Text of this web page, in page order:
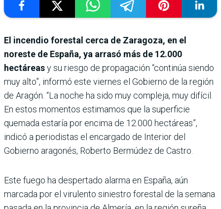
El incendio forestal cerca de Zaragoza, en el
noreste de España, ya arrasó más de 12.000
hectáreasy su riesgo de propagación “continúa siendo
muy alto”, informó este viernes el Gobierno de la región
de Aragón. “La noche ha sido muy compleja, muy difícil.
En estos momentos estimamos que la superficie
quemada estaría por encima de 12.000 hectáreas”,
indicó a periodistas el encargado de Interior del
Gobierno aragonés, Roberto Bermúdez de Castro.
Este fuego ha despertado alarma en España, aún
marcada por el virulento siniestro forestal de la semana